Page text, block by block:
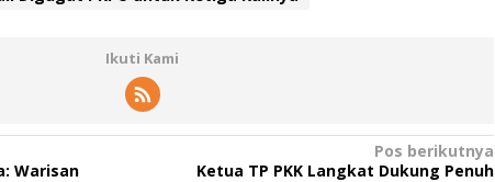
Ikuti Kami
Warisan
Pos berikutnya
Ketua TP PKK Langkat Dukung Penuh